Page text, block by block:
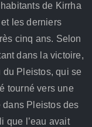
de Kirrha
les derniers
cinq ans. Selon
dans la victoire,
du Pleistos, qui se
tourné vers une
dans Pleistos des
que l’eau avait